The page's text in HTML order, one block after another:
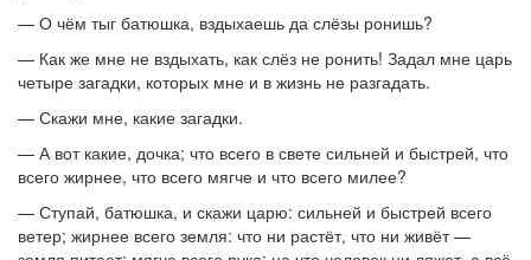
— О чём тыг батюшка, вздыхаешь да слёзы ронишь?
— Как же мне не вздыхать, как слёз не ронить! Задал мне царь
четыре загадки, которых мне и в жизнь не разгадать.
— Скажи мне, какие загадки.
— А вот какие, дочка; что всего в свете сильней и быстрей, что
всего жирнее, что всего мягче и что всего милее?
— Ступай, батюшка, и скажи царю: сильней и быстрей всего
ветер; жирнее всего земля: что ни растёт, что ни живёт —